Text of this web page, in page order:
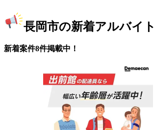
長岡市の新着アルバイト
新着案件8件掲載中！